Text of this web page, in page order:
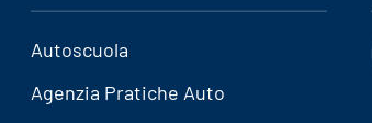
Autoscuola
Agenzia Pratiche Auto